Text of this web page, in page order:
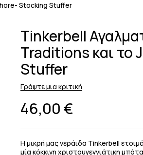
Stocking Stuffer
Tinkerbell
Traditions και το
Stuffer
Γράψτε μια κριτική
46,00€
Η μικρή μας νεράιδα Tinkerbell
μία κόκκινη χριστουγεννιάτικη